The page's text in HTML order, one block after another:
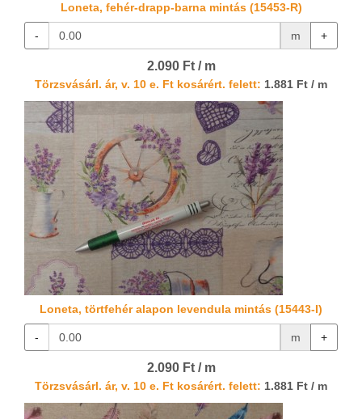
Loneta, fehér-drapp-barna mintás (15453-R)
- m +
2.090 Ft / m
Törzsvásárl. ár, v. 10 e. Ft kosárért. felett: 1.881 Ft / m
Loneta, törtfehér alapon levendula mintás (15443-I)
- m +
2.090 Ft / m
Törzsvásárl. ár, v. 10 e. Ft kosárért. felett: 1.881 Ft / m